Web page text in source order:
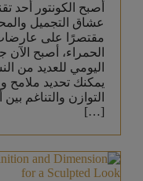
أصبح الكونتور أحد
عشاق التجميل
مقتصرًا على عارضات
الحمراء، أصبح
اليومي للعديد من
يمكنك تحديد ملامح
التوازن والتناغم
[…]